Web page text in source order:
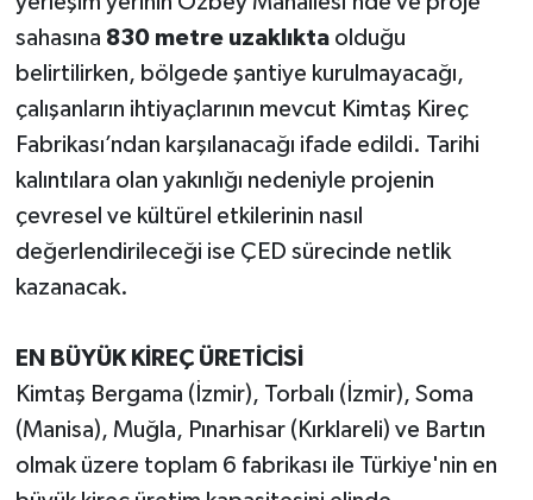
sahasına 830 metre uzaklıktaolduğu
belirtilirken, bölgede şantiye kurulmayacağı,
çalışanların ihtiyaçlarının mevcut Kimtaş Kireç
Fabrikası’ndan karşılanacağı ifade edildi. Tarihi
kalıntılara olan yakınlığı nedeniyle projenin
çevresel ve kültürel etkilerinin nasıl
değerlendirileceği ise ÇED sürecinde netlik
kazanacak.
EN BÜYÜK KİREÇ ÜRETİCİSİ
Kimtaş Bergama (İzmir), Torbalı (İzmir), Soma
(Manisa), Muğla, Pınarhisar (Kırklareli) ve Bartın
olmak üzere toplam 6 fabrikası ile Türkiye'nin en